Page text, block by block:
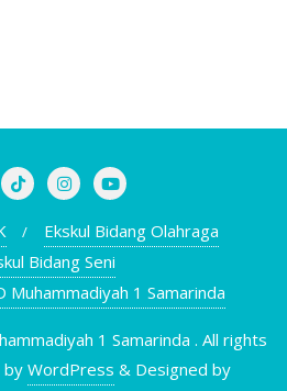
Ekskul Bidang Olahraga
Bidang Seni
Muhammadiyah 1 Samarinda
1 Samarinda . All rights
by WordPress & Designed by